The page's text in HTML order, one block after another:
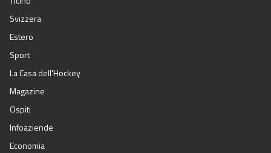
Svizzera
Estero
Sport
La Casa dell'Hockey
Magazine
Ospiti
Infoaziende
Economia